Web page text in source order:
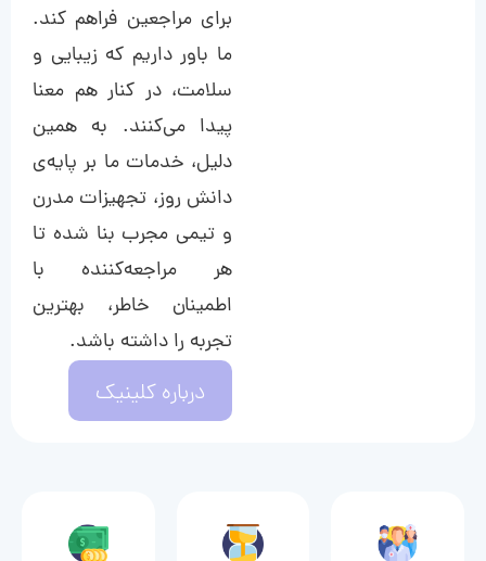
برای مراجعین فراهم کند.
ما باور داریم که زیبایی و
سلامت، در کنار هم معنا
پیدا می‌کنند. به همین
دلیل، خدمات ما بر پایه‌ی
دانش روز، تجهیزات مدرن
و تیمی مجرب بنا شده تا
هر مراجعه‌کننده با
اطمینان خاطر، بهترین
تجربه را داشته باشد.
درباره کلینیک